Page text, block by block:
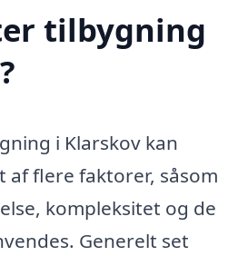
tilbygning
i Klarskov kan
flere faktorer, såsom
kompleksitet og de
Generelt set